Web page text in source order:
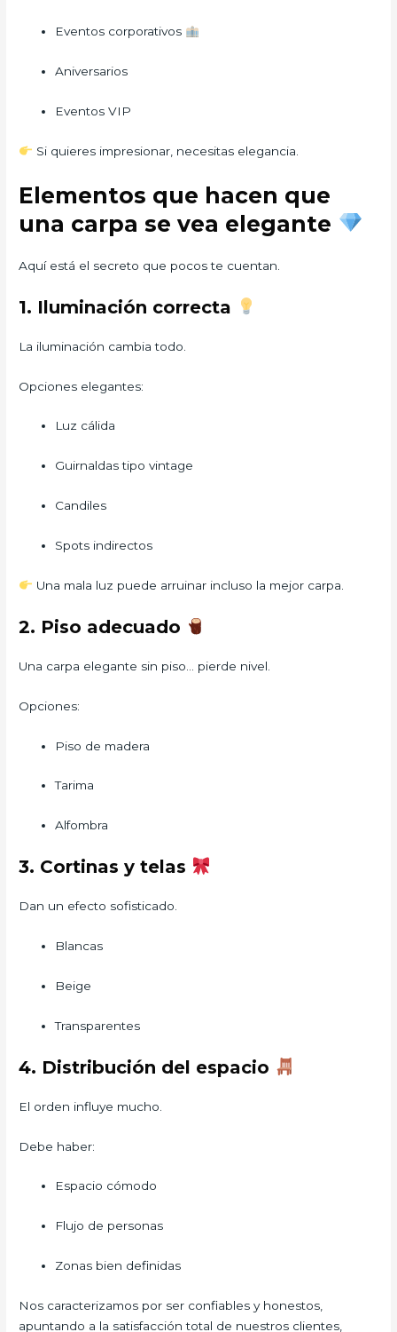
Eventos corporativos
Aniversarios
Eventos VIP
Si quieres impresionar, necesitas elegancia.
Elementos que hacen que
una carpa se vea elegante
Aquí está el secreto que pocos te cuentan.
1. Iluminación correcta
La iluminación cambia todo.
Opciones elegantes:
Luz cálida
Guirnaldas tipo vintage
Candiles
Spots indirectos
Una mala luz puede arruinar incluso la mejor carpa.
2. Piso adecuado
Una carpa elegante sin piso… pierde nivel.
Opciones:
Piso de madera
Tarima
Alfombra
3. Cortinas y telas
Dan un efecto sofisticado.
Blancas
Beige
Transparentes
4. Distribución del espacio
El orden influye mucho.
Debe haber:
Espacio cómodo
Flujo de personas
Zonas bien definidas
Nos caracterizamos por ser confiables y honestos,
apuntando a la satisfacción total de nuestros clientes,